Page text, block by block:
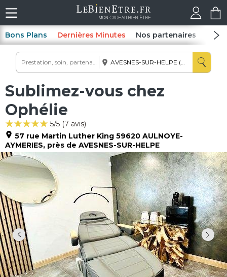
Bons Plans Dernières Minutes Nos partenaires Spas
Sublimez-vous chez
Ophélie
5/5 (7 avis)
57 rue Martin Luther King 59620 AULNOYE-
AYMERIES, près de AVESNES-SUR-HELPE